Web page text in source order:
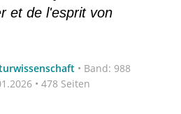
et de l'esprit von
• Band: 988
• 478 Seiten